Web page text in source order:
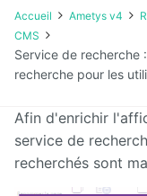
Manuel
d'installation
et
d'exploitation
Manuel
d'administration
paramétrage
Accueil Ametys v4
CMS
Service de recherche
recherche pour les
Afin d'enrichir
service de
recherchés sont